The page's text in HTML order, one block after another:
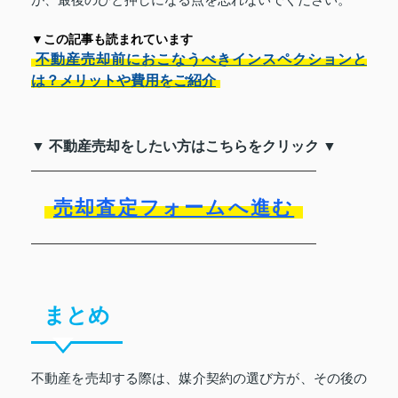
▼この記事も読まれています
不動産売却前におこなうべきインスペクションと
は？メリットや費用をご紹介
▼ 不動産売却をしたい方はこちらをクリック ▼
売却査定フォームへ進む
まとめ
不動産を売却する際は、媒介契約の選び方が、その後の